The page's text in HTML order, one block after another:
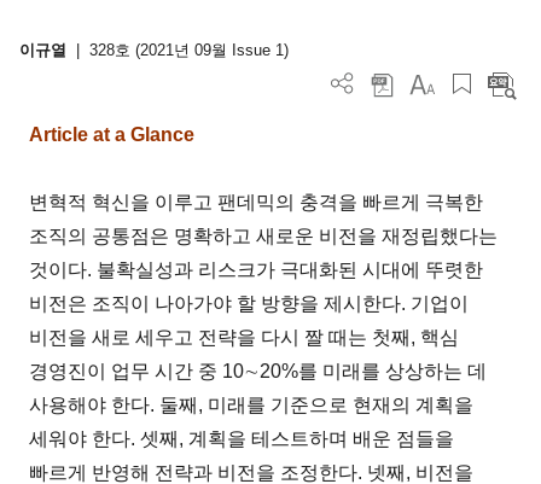
이규열 328호 (2021년 09월 Issue 1)
Article at a Glance
변혁적 혁신을 이루고 팬데믹의 충격을 빠르게 극복한
조직의 공통점은 명확하고 새로운 비전을 재정립했다는
것이다. 불확실성과 리스크가 극대화된 시대에 뚜렷한
비전은 조직이 나아가야 할 방향을 제시한다. 기업이
비전을 새로 세우고 전략을 다시 짤 때는 첫째, 핵심
경영진이 업무 시간 중 10∼20%를 미래를 상상하는 데
사용해야 한다. 둘째, 미래를 기준으로 현재의 계획을
세워야 한다. 셋째, 계획을 테스트하며 배운 점들을
빠르게 반영해 전략과 비전을 조정한다. 넷째, 비전을